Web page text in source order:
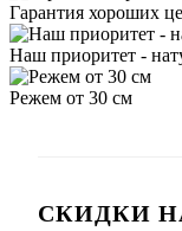
Гарантия хороших
Наш приоритет -
Режем от 30 см
СКИДКИ